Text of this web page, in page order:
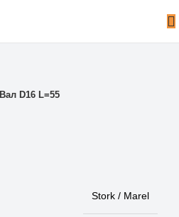
Вал D16 L=55
Stork / Marel